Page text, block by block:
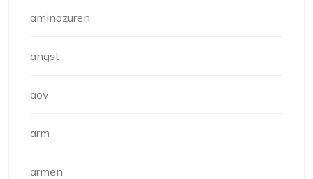
aminozuren
angst
aov
arm
armen